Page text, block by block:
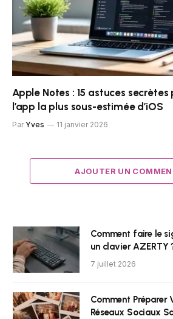
Apple Notes : 15 astuces
l’app la plus sous-estimée d’iOS
Par Yves 11 janvier 2026
AJOUTER UN
Comment faire le
un clavier AZERTY
7 juillet 2026
Comment Préparer
Réseaux Sociaux